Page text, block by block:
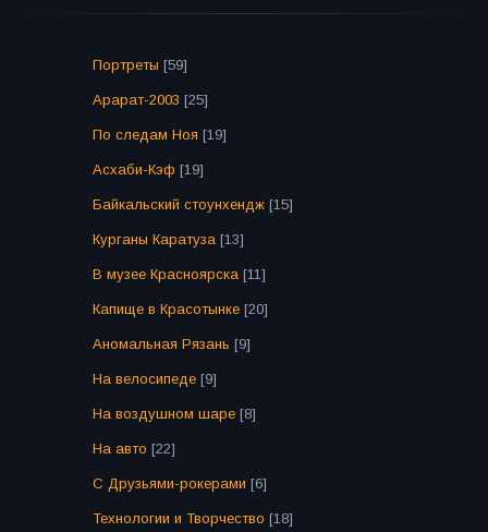
Портреты [59]
Арарат-2003 [25]
По следам Ноя [19]
Асхаби-Кэф [19]
Байкальский стоунхендж [15]
Курганы Каратуза [13]
В музее Красноярска [11]
Капище в Красотынке [20]
Аномальная Рязань [9]
На велосипеде [9]
На воздушном шаре [8]
На авто [22]
С Друзьями-рокерами [6]
Технологии и Творчество [18]